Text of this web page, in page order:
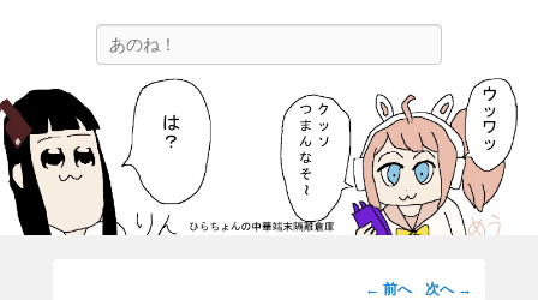
ひらちょんの中華端末隔離倉庫
ほたがページ上部にある検索バーを消してくれたサイトです。
画
← 前へ 次へ →